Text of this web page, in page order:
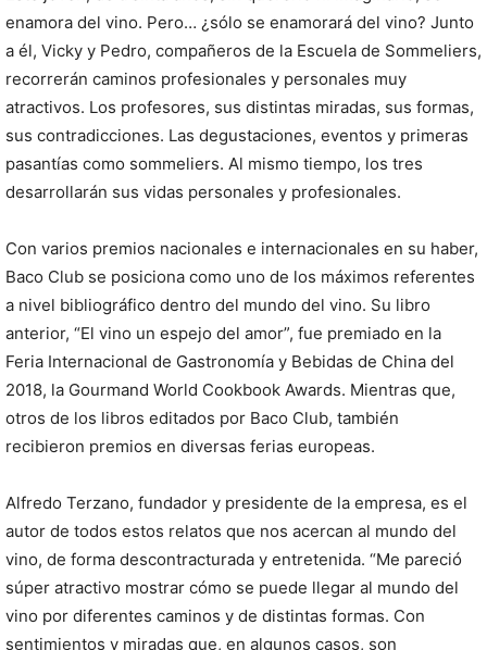
enamora del vino. Pero… ¿sólo se enamorará del vino? Junto
a él, Vicky y Pedro, compañeros de la Escuela de Sommeliers,
recorrerán caminos profesionales y personales muy
atractivos. Los profesores, sus distintas miradas, sus formas,
sus contradicciones. Las degustaciones, eventos y primeras
pasantías como sommeliers. Al mismo tiempo, los tres
desarrollarán sus vidas personales y profesionales.
Con varios premios nacionales e internacionales en su haber,
Baco Club se posiciona como uno de los máximos referentes
a nivel bibliográfico dentro del mundo del vino. Su libro
anterior, “El vino un espejo del amor”, fue premiado en la
Feria Internacional de Gastronomía y Bebidas de China del
2018, la Gourmand World Cookbook Awards. Mientras que,
otros de los libros editados por Baco Club, también
recibieron premios en diversas ferias europeas.
Alfredo Terzano, fundador y presidente de la empresa, es el
autor de todos estos relatos que nos acercan al mundo del
vino, de forma descontracturada y entretenida. “Me pareció
súper atractivo mostrar cómo se puede llegar al mundo del
vino por diferentes caminos y de distintas formas. Con
sentimientos y miradas que, en algunos casos, son